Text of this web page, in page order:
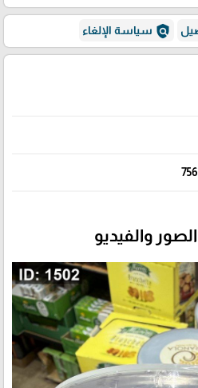
policy سياسة الإلغاء
والفيديو